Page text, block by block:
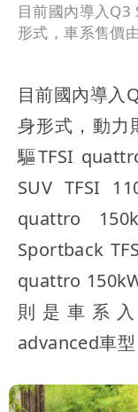
目前國內導入Q3
形式，車系售價
目前國內導入
身形式，動力
驅TFSI
SUV TFSI
quattro
Sportback
quattro
則是車系入
advanced車型